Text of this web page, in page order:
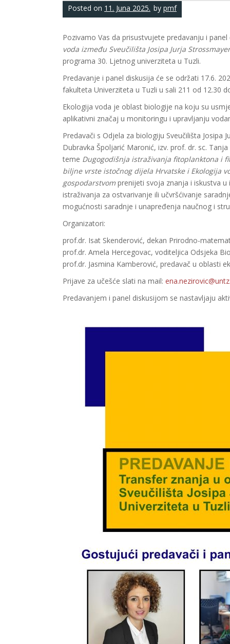
Posted on 11. Juna 2025. by pmf
Pozivamo Vas da prisustvujete predavanju i
voda između Sveučilišta Josipa Jurja
programa 30. Ljetnog univerziteta u Tuzli.
Predavanje i panel diskusija će se održati 17.6.
fakulteta Univerziteta u Tuzli u sali 211 od 12.30
Ekologija voda je oblast biologije na koju su
aplikativni značaj u monitoringu i upravljanju
Predavači s Odjela za biologiju Sveučilišta Josipa
Dubravka Špoljarić Maronić, izv. prof. dr. sc.
teme Dugogodišnja istraživanja fitoplanktona i
biljne vrste istočnog dijela Hrvatske i Ekologija
gospodarstvom prenijeti svoja znanja i iskustva
istraživanja za ostvarivanje ili učvršćivanje
mogućnosti saradnje i unapređenja naučnog i
Organizatori:
prof.dr. Isat Skenderović, dekan Prirodno-
prof.dr. Amela Hercegovac, voditeljica Odsjeka
prof.dr. Jasmina Kamberović, predavač u oblasti
Prijave za učešće slati na mail:
Predavanjem i panel diskusijom se nastavljaju